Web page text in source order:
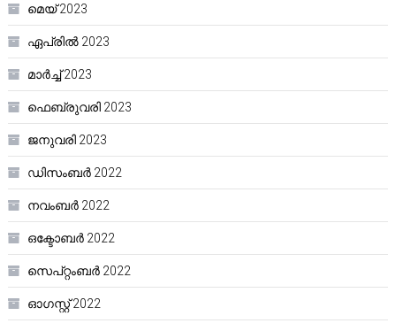
മെയ്‌ 2023
ഏപ്രിൽ 2023
മാർച്ച്‌ 2023
ഫെബ്രുവരി 2023
ജനുവരി 2023
ഡിസംബർ 2022
നവംബർ 2022
ഒക്ടോബർ 2022
സെപ്റ്റംബർ 2022
ഓഗസ്റ്റ്‌ 2022